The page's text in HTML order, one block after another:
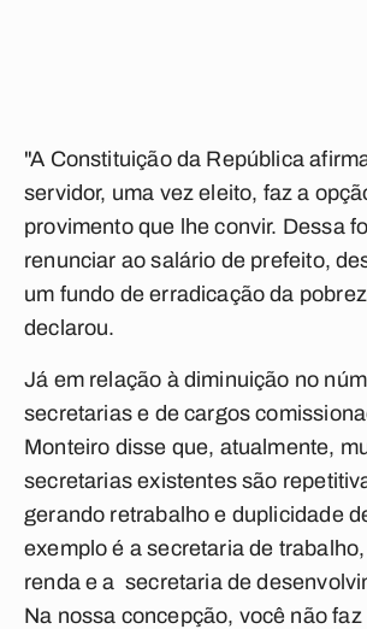
"A Constituição da República
servidor, uma vez eleito, faz a
provimento que lhe convir. Dessa
renunciar ao salário de prefeito,
um fundo de erradicação da
declarou.
Já em relação à diminuição no
secretarias e de cargos
Monteiro disse que, atualmente,
secretarias existentes são
gerando retrabalho e duplicidade
exemplo é a secretaria de
renda e a secretaria de
Na nossa concepção, você não faz